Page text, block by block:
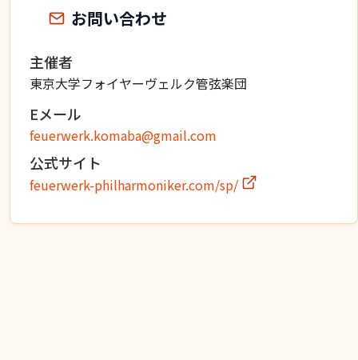
お問い合わせ
主催者
東京大学フォイヤーヴェルク管弦楽団
Eメール
feuerwerk.komaba@gmail.com
公式サイト
feuerwerk-philharmoniker.com/sp/